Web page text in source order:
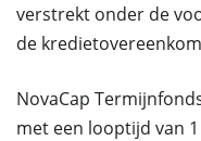
verstrekt onder de
de
NovaCap
met een looptijd van